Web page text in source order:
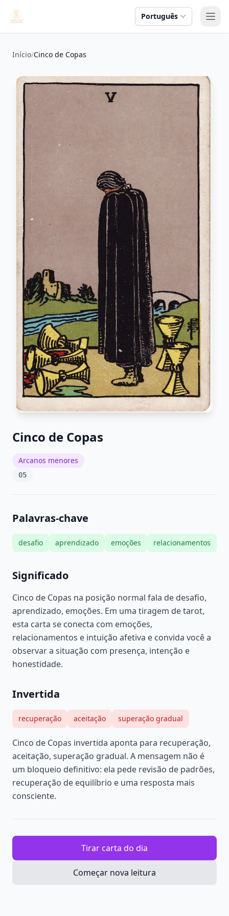
Português
Início/Cinco de Copas
Cinco de Copas
Arcanos menores
05
Palavras-chave
desafio aprendizado emoções relacionamentos
Significado
Cinco de Copas na posição normal fala de desafio,
aprendizado, emoções. Em uma tiragem de tarot,
esta carta se conecta com emoções,
relacionamentos e intuição afetiva e convida você a
observar a situação com presença, intenção e
honestidade.
Invertida
recuperação aceitação superação gradual
Cinco de Copas invertida aponta para recuperação,
aceitação, superação gradual. A mensagem não é
um bloqueio definitivo: ela pede revisão de padrões,
recuperação de equilíbrio e uma resposta mais
consciente.
Tirar carta do dia
Começar nova leitura